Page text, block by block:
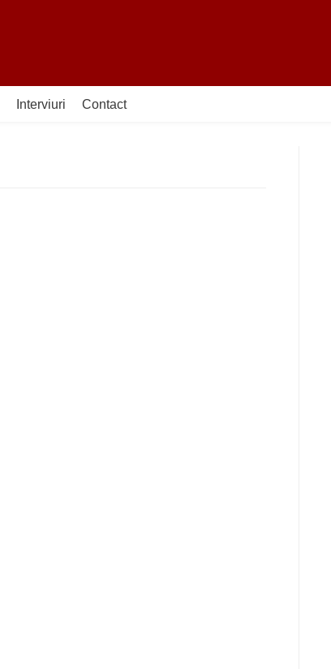
Interviuri Contact